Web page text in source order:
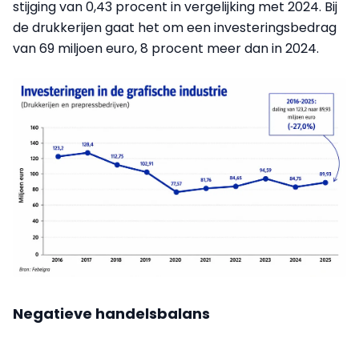
stijging van 0,43 procent in vergelijking met 2024. Bij
de drukkerijen gaat het om een investeringsbedrag
van 69 miljoen euro, 8 procent meer dan in 2024.
Negatieve handelsbalans